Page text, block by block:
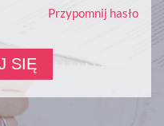
Przypomnij hasło